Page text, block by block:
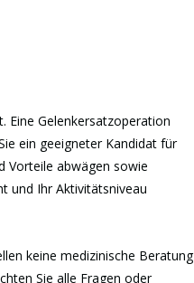
Eine Gelenkersatzoperation
ein geeigneter Kandidat für
Vorteile abwägen sowie
und Ihr Aktivitätsniveau
keine medizinische Beratung
Sie alle Fragen oder